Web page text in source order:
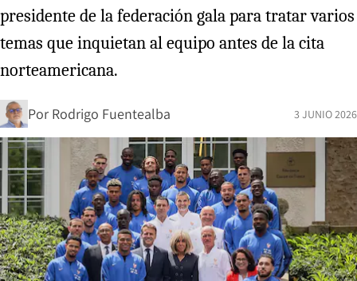
presidente de la federación gala para tratar varios
temas que inquietan al equipo antes de la cita
norteamericana.
Por Rodrigo Fuentealba 3 JUNIO 2026